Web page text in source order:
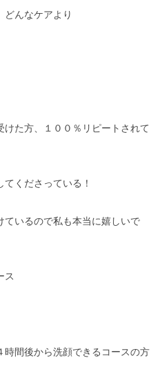
どんなケアより
た方、１００％リピートされて
くださっている！
いるので私も本当に嬉しいで
ス
間後から洗顔できるコースの方